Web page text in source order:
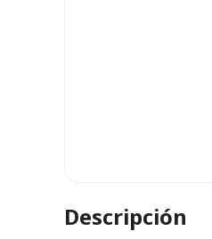
Descripción